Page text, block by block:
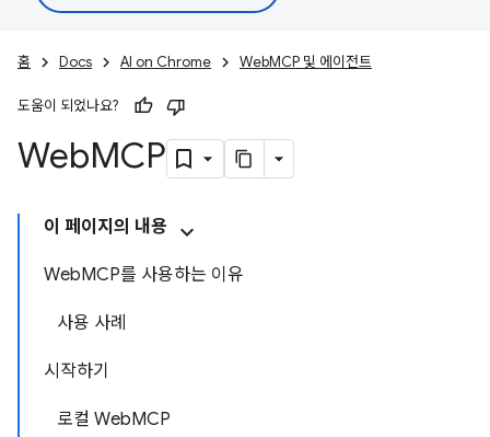
홈 Docs AI on Chrome WebMCP 및 에이전트
도움이 되었나요?
WebMCP
이 페이지의 내용
WebMCP를 사용하는 이유
사용 사례
시작하기
로컬 WebMCP